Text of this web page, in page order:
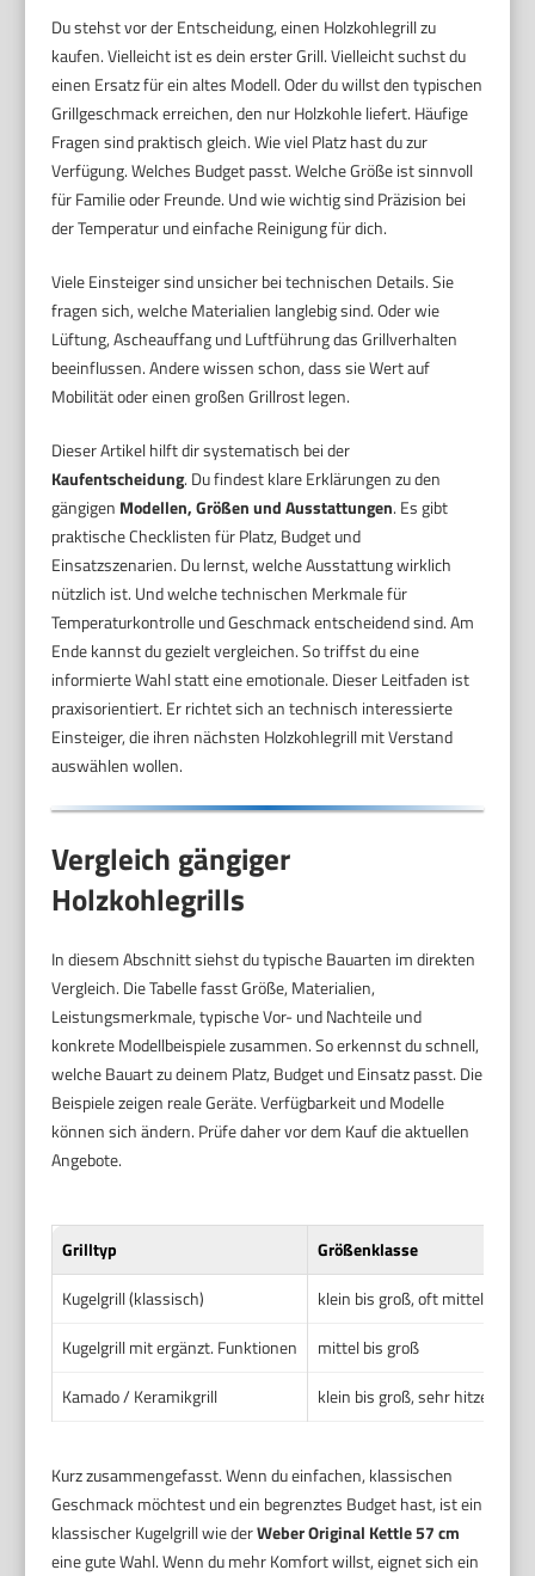
Du stehst vor der Entscheidung, einen Holzkohlegrill zu
kaufen. Vielleicht ist es dein erster Grill. Vielleicht suchst du
einen Ersatz für ein altes Modell. Oder du willst den typischen
Grillgeschmack erreichen, den nur Holzkohle liefert. Häufige
Fragen sind praktisch gleich. Wie viel Platz hast du zur
Verfügung. Welches Budget passt. Welche Größe ist sinnvoll
für Familie oder Freunde. Und wie wichtig sind Präzision bei
der Temperatur und einfache Reinigung für dich.
Viele Einsteiger sind unsicher bei technischen Details. Sie
fragen sich, welche Materialien langlebig sind. Oder wie
Lüftung, Ascheauffang und Luftführung das Grillverhalten
beeinflussen. Andere wissen schon, dass sie Wert auf
Mobilität oder einen großen Grillrost legen.
Dieser Artikel hilft dir systematisch bei der
Kaufentscheidung. Du findest klare Erklärungen zu den
gängigen Modellen, Größen und Ausstattungen. Es gibt
praktische Checklisten für Platz, Budget und
Einsatzszenarien. Du lernst, welche Ausstattung wirklich
nützlich ist. Und welche technischen Merkmale für
Temperaturkontrolle und Geschmack entscheidend sind. Am
Ende kannst du gezielt vergleichen. So triffst du eine
informierte Wahl statt eine emotionale. Dieser Leitfaden ist
praxisorientiert. Er richtet sich an technisch interessierte
Einsteiger, die ihren nächsten Holzkohlegrill mit Verstand
auswählen wollen.
Vergleich gängiger
Holzkohlegrills
In diesem Abschnitt siehst du typische Bauarten im direkten
Vergleich. Die Tabelle fasst Größe, Materialien,
Leistungsmerkmale, typische Vor- und Nachteile und
konkrete Modellbeispiele zusammen. So erkennst du schnell,
welche Bauart zu deinem Platz, Budget und Einsatz passt. Die
Beispiele zeigen reale Geräte. Verfügbarkeit und Modelle
können sich ändern. Prüfe daher vor dem Kauf die aktuellen
Angebote.
Grilltyp
Größenklasse
Kugelgrill (klassisch)
klein bis groß, oft mittel (für
Kugelgrill mit ergänzt. Funktionen
mittel bis groß
Kamado / Keramikgrill
klein bis groß, sehr
Kurz zusammengefasst. Wenn du einfachen, klassischen
Geschmack möchtest und ein begrenztes Budget hast, ist ein
klassischer Kugelgrill wie derWeber Original Kettle 57 cm
eine gute Wahl. Wenn du mehr Komfort willst, eignet sich ein